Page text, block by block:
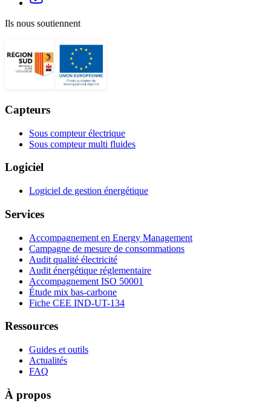
Ils nous soutiennent
Capteurs
Sous compteur électrique
Sous compteur multi fluides
Logiciel
Logiciel de gestion énergétique
Services
Accompagnement en Energy Management
Campagne de mesure de consommations
Audit qualité électricité
Audit énergétique réglementaire
Accompagnement ISO 50001
Étude mix bas-carbone
Fiche CEE IND-UT-134
Ressources
Guides et outils
Actualités
FAQ
À propos